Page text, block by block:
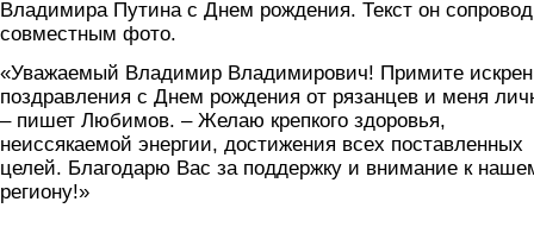
Владимира Путина с Днем рождения. Текст он
совместным фото.
«Уважаемый Владимир Владимирович! Примите
поздравления с Днем рождения от рязанцев и меня
– пишет Любимов. – Желаю крепкого здоровья,
неиссякаемой энергии, достижения всех поставленных
целей. Благодарю Вас за поддержку и внимание к
региону!»